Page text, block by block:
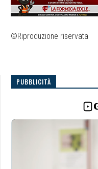
©Riproduzione riservata
PUBBLICITÀ